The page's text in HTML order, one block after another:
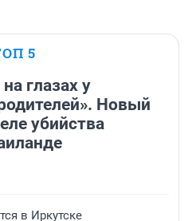
5
глазах у
Новый
убийства
в Иркутске